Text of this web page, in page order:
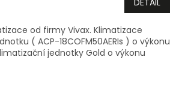
A
DETAIL
od firmy Vivax. Klimatizace
( ACP-18COFM50AERIs ) o výkonu
jednotky Gold o výkonu